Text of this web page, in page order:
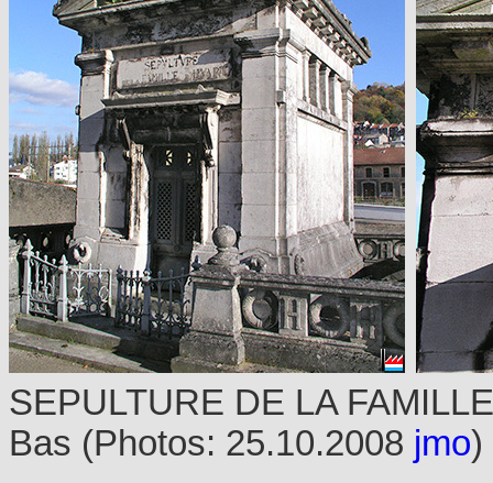
SEPULTURE DE LA
Bas (Photos: 25.10.2008 jmo)